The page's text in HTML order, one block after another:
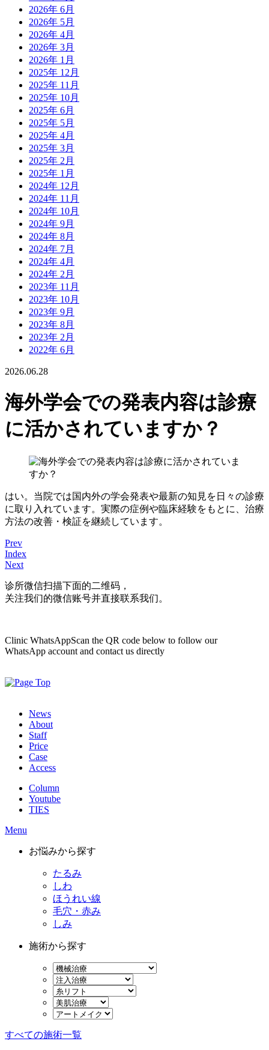
2026年 6月
2026年 5月
2026年 4月
2026年 3月
2026年 1月
2025年 12月
2025年 11月
2025年 10月
2025年 6月
2025年 5月
2025年 4月
2025年 3月
2025年 2月
2025年 1月
2024年 12月
2024年 11月
2024年 10月
2024年 9月
2024年 8月
2024年 7月
2024年 4月
2024年 2月
2023年 11月
2023年 10月
2023年 9月
2023年 8月
2023年 2月
2022年 6月
2026.06.28
海外学会での発表内容は診療
に活かされていますか？
はい。当院では国内外の学会発表や最新の知見を日々の診療
に取り入れています。実際の症例や臨床経験をもとに、治療
方法の改善・検証を継続しています。
Prev
Index
Next
诊所微信扫描下面的二维码，
关注我们的微信账号并直接联系我们。
Clinic WhatsAppScan the QR code below to follow our
WhatsApp account and contact us directly
News
About
Staff
Price
Case
Access
Column
Youtube
TIES
Menu
お悩みから探す
たるみ
しわ
ほうれい線
毛穴・赤み
しみ
施術から探す
すべての施術一覧